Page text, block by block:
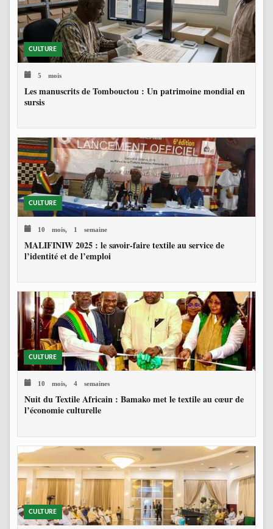
CULTURE
5 mois
Les manuscrits de Tombouctou : Un patrimoine mondial en
sursis
CULTURE
10 mois, 1 semaine
MALIFINIW 2025 : le savoir-faire textile au service de
l’identité et de l’emploi
CULTURE
10 mois, 4 semaines
Nuit du Textile Africain : Bamako met le textile au cœur de
l’économie culturelle
CULTURE